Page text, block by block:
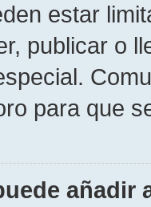
estar
publicar o
para que
añadir